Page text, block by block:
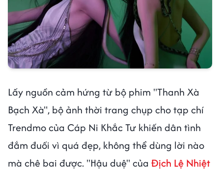
Lấy nguồn cảm hứng từ bộ phim "Thanh Xà
Bạch Xà", bộ ảnh thời trang chụp cho tạp chí
Trendmo của Cáp Ni Khắc Tư khiến dân tình
đắm đuối vì quá đẹp, không thể dùng lời nào
mà chê bai được. "Hậu duệ" của Địch Lệ Nhiệt